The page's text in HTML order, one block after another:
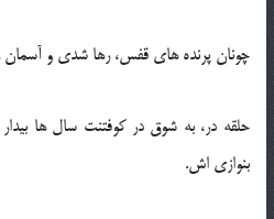
چونان پرنده های قفس، رها شدی و آسمان
حلقه در، به شوق در کوفتنت سال ها
بنوازی اش.